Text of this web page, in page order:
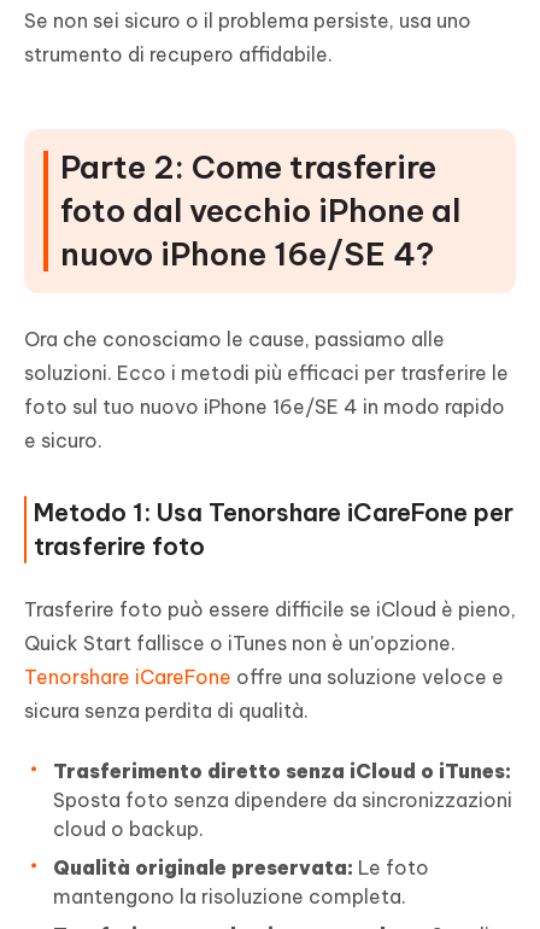
Se non sei sicuro o il problema persiste, usa uno
strumento di recupero affidabile.
Parte 2: Come trasferire
foto dal vecchio iPhone al
nuovo iPhone 16e/SE 4?
Ora che conosciamo le cause, passiamo alle
soluzioni. Ecco i metodi più efficaci per trasferire le
foto sul tuo nuovo iPhone 16e/SE 4 in modo rapido
e sicuro.
Metodo 1: Usa Tenorshare iCareFone per
trasferire foto
Trasferire foto può essere difficile se iCloud è pieno,
Quick Start fallisce o iTunes non è un'opzione.
Tenorshare iCareFone offre una soluzione veloce e
sicura senza perdita di qualità.
Trasferimento diretto senza iCloud o iTunes:
Sposta foto senza dipendere da sincronizzazioni
cloud o backup.
Qualità originale preservata: Le foto
mantengono la risoluzione completa.